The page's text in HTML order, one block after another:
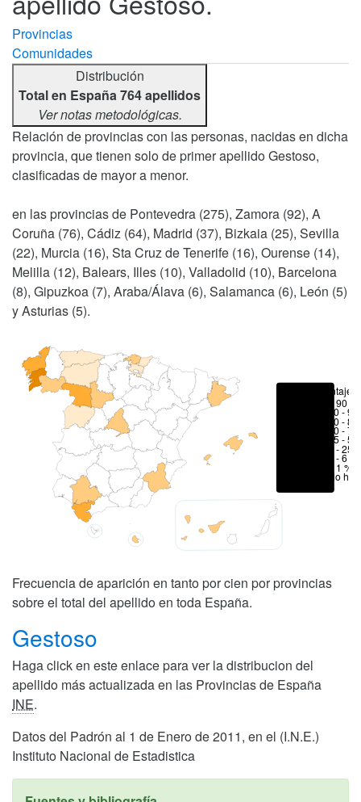
Provincias
Comunidades
Distribución
Total en España 764 apellidos
Ver notas metodológicas.
Relación de provincias con las personas, nacidas en dicha
provincia, que tienen solo de primer apellido Gestoso,
clasificadas de mayor a menor.
en las provincias de Pontevedra (275), Zamora (92), A
Coruña (76), Cádiz (64), Madrid (37), Bizkaia (25), Sevilla
(22), Murcia (16), Sta Cruz de Tenerife (16), Ourense (14),
Melilla (12), Balears, Illes (10), Valladolid (10), Barcelona
(8), Gipuzkoa (7), Araba/Álava (6), Salamanca (6), León (5)
y Asturias (5).
Porcentajes
> 90 %
80 -
70 -
50 -
25 -
6 - 25
1 - 6 %
< 1 %
No hay
Frecuencia de aparición en tanto por cien por provincias
sobre el total del apellido en toda España.
Gestoso
Haga click en este enlace para ver la distribucion del
apellido más actualizada en las Provincias de España
INE.
Datos del Padrón al 1 de Enero de 2011, en el (I.N.E.)
Instituto Nacional de Estadistica